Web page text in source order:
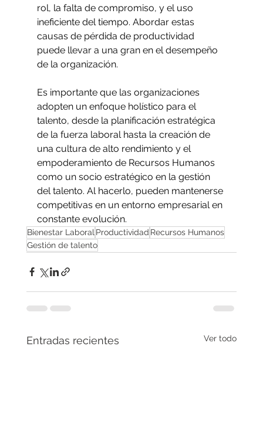
rol, la falta de compromiso, y el uso
ineficiente del tiempo. Abordar estas
causas de pérdida de productividad
puede llevar a una gran en el desempeño
de la organización.
Es importante que las organizaciones
adopten un enfoque holístico para el
talento, desde la planificación estratégica
de la fuerza laboral hasta la creación de
una cultura de alto rendimiento y el
empoderamiento de Recursos Humanos
como un socio estratégico en la gestión
del talento. Al hacerlo, pueden mantenerse
competitivas en un entorno empresarial en
constante evolución.
Bienestar Laboral Productividad Recursos Humanos
Gestión de talento
Entradas recientes Ver todo